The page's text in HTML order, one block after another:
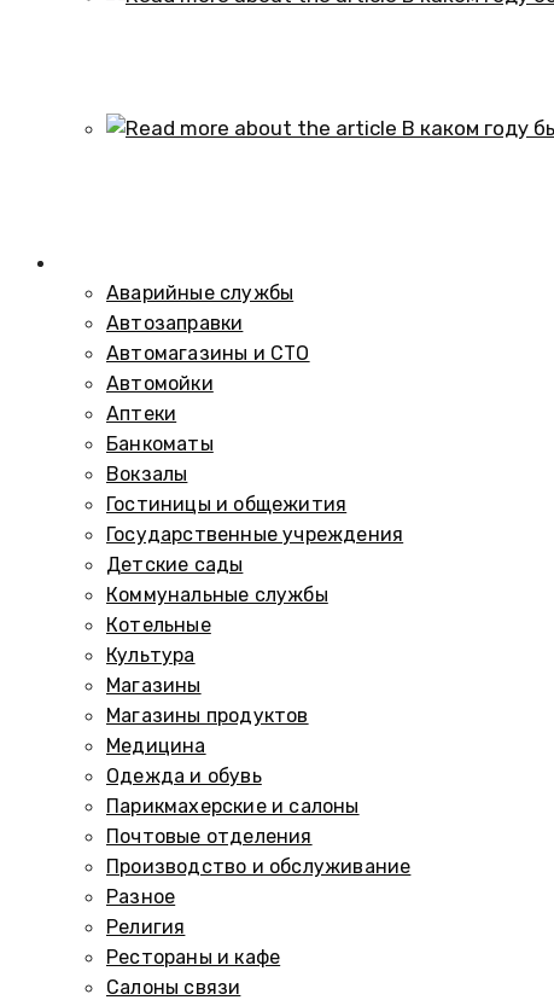
Аварийные службы
Автозаправки
Автомагазины и СТО
Автомойки
Аптеки
Банкоматы
Вокзалы
Гостиницы и общежития
Государственные учреждения
Детские сады
Коммунальные службы
Котельные
Культура
Магазины
Магазины продуктов
Медицина
Одежда и обувь
Парикмахерские и салоны
Почтовые отделения
Производство и обслуживание
Разное
Религия
Рестораны и кафе
Салоны связи